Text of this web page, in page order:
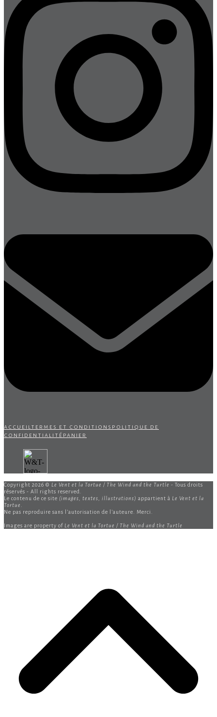
accueil termes et conditions politique de
confidentialité panier
Copyright 2026 © Le Vent et la Tortue / The Wind and the Turtle - Tous droits
réservés - All rights reserved.
Le contenu de ce site (images, textes, illustrations) appartient à Le Vent et la
Tortue
Ne pas reproduire sans l'autorisation de l'auteure. Merci.
Images are property of Le Vent et la Tortue / The Wind and the Turtle